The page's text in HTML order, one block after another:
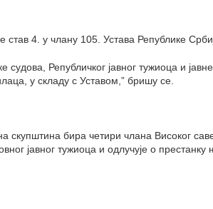
4. у члану 105. Устава Републике
Републичког јавног тужиоца и
у складу с Уставом,” бришу се.
бира четири члана Високог
јавног тужиоца и одлучује о престанку